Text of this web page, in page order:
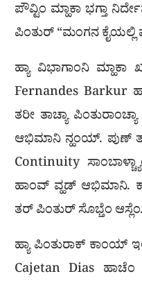
ಪೌವ್ಟಿಂ ಮ್ಹಾಕಾ ಭಗ್ತಾ
ಪಿಂತುರ್ “ಮಂಗನ ಕೈಯಲ್ಲಿ
ಹ್ಯಾ ವಿಭಾಗಾಂನಿ
Fernandes
ತರೀ ತಾಚ್ಯಾ
ಆಭಿಮಾನಿ ನ್ಹಂಯ್. ಪುಣ್
Continuity
ಹಾಂವ್ ವ್ಹಡ್ ಆಭಿಮಾನಿ.
ತರ್ ಪಿಂತುರ್ ಸೊಭ್ತೆಂ ಆಸ್ಲೆಂ.
ಹ್ಯಾ ಪಿಂತುರಾಕ್ ಕಾಂಯ್
Cajetan Dias